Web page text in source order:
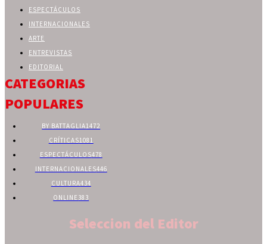
ESPECTÁCULOS
INTERNACIONALES
ARTE
ENTREVISTAS
EDITORIAL
CATEGORIAS
POPULARES
BY BATTAGLIA1472
CRÍTICAS1081
ESPECTÁCULOS478
INTERNACIONALES446
CULTURA434
ONLINE 383
Seleccion del Editor